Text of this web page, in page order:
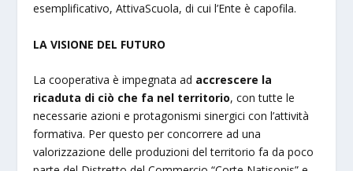
esemplificativo, AttivaScuola, di cui l’Ente è capofila.
LA VISIONE DEL FUTURO
La cooperativa è impegnata ad accrescere la
ricaduta di ciò che fa nel territorio, con tutte le
necessarie azioni e protagonismi sinergici con l’attività
formativa. Per questo per concorrere ad una
valorizzazione delle produzioni del territorio fa da poco